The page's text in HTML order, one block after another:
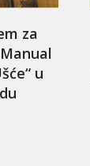
za
u